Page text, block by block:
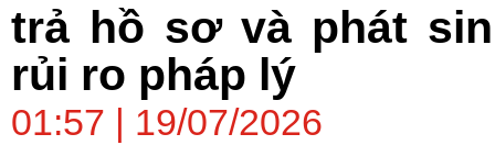
trả hồ sơ và phát
rủi ro pháp lý
01:57 | 19/07/2026